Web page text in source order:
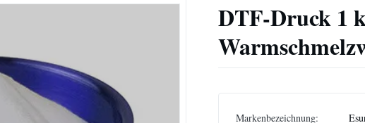
DTF-Druck 1
Markenbezeichnung: